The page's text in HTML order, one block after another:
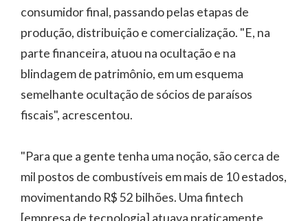
consumidor final, passando pelas etapas de
produção, distribuição e comercialização. "E, na
parte financeira, atuou na ocultação e na
blindagem de patrimônio, em um esquema
semelhante ocultação de sócios de paraísos
fiscais", acrescentou.
"Para que a gente tenha uma noção, são cerca de
mil postos de combustíveis em mais de 10 estados,
movimentando R$ 52 bilhões. Uma fintech
[empresa de tecnologia] atuava praticamente